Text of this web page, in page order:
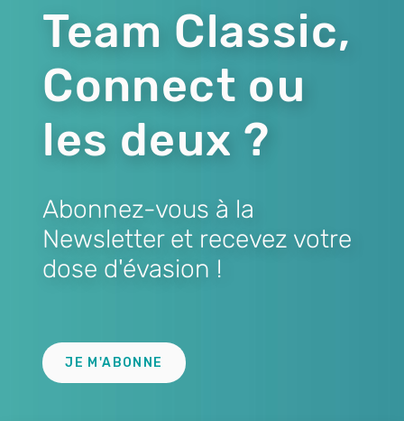
Team Classic,
Connect ou
les deux ?
Abonnez-vous à la
Newsletter et recevez votre
dose d'évasion !
JE M'ABONNE